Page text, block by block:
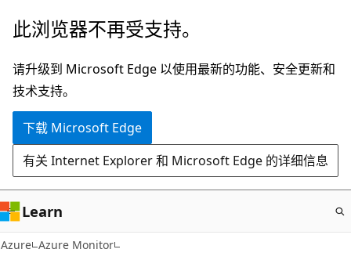
跳
主
要
内
此浏览器不再受支持。
请升级到 Microsoft Edge 以使用最新的功能、安全更新和
技术支持。
下载 Microsoft Edge
有关 Internet Explorer 和 Microsoft Edge 的详细信息
Learn
Azure Azure Monitor